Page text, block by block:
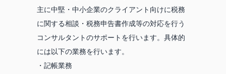
主に中堅・中小企業のクライアント向けに税務
に関する相談・税務申告書作成等の対応を行う
コンサルタントのサポートを行います。具体的
には以下の業務を行います。
・記帳業務